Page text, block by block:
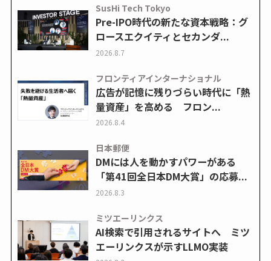
SusHi Tech Tokyo
Pre-IPO時代の新たな資本戦略：グ
ロースエクイティとセカンダ...
2026.8.7
フロンティアインターナショナル
広告が記憶に残りづらい時代に「熱
量資産」を高める フロン...
2026.8.4
日本郵便
DMには人を動かすパワーがある
「第41回全日本DM大賞」の応募...
2026.8.3
ミツエーリンクス
AI検索で引用されるサイトへ ミツ
エーリンクスが示すLLMO実装